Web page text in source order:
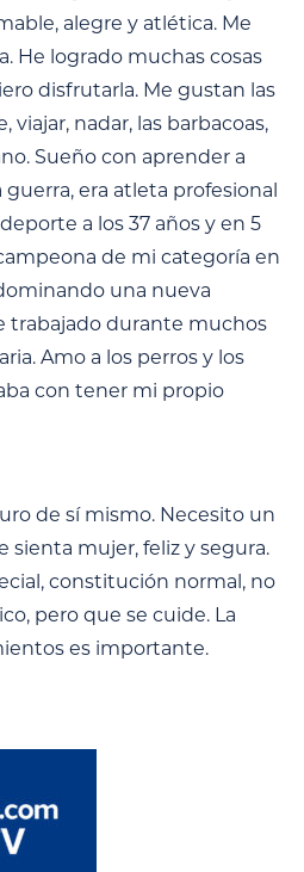
alegre y atlética. Me
He logrado muchas cosas
disfrutarla. Me gustan las
viajar, nadar, las barbacoas,
Sueño con aprender a
era atleta profesional
a los 37 años y en 5
de mi categoría en
una nueva
trabajado durante muchos
Amo a los perros y los
con tener mi propio
de sí mismo. Necesito un
sienta mujer, feliz y segura.
constitución normal, no
pero que se cuide. La
es importante.